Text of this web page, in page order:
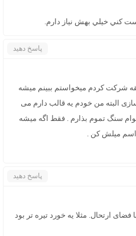
كني خيلي بهش نياز دارم.
پاسخ دهید
شرکت کردم میخواستم ببینم میشه
البته من خودم یه قالب دارم می
سنگ تموم بذارم . فقط اگه میشه
میلش کن .
پاسخ دهید
ارتحال. مثلا یه خورد تیره تر بود